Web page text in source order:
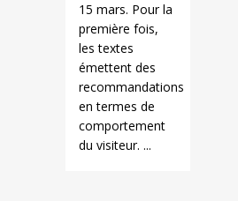
15 mars. Pour la
première fois,
les textes
émettent des
recommandations
en termes de
comportement
du visiteur. ...